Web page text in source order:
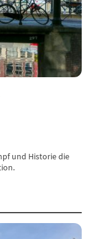
und Historie die